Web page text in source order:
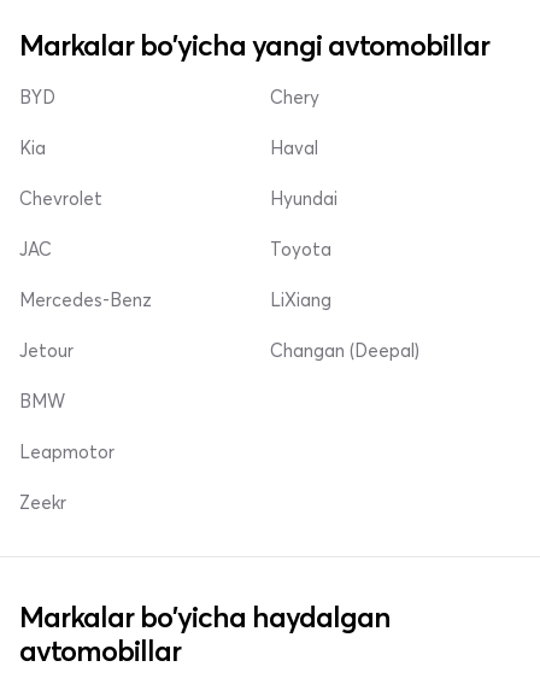
Markalar bo'yicha yangi avtomobillar
BYD
Kia
Chevrolet
Chery
Haval
Hyundai
JAC
Mercedes-Benz
Jetour
Toyota
LiXiang
Changan (Deepal)
BMW
Leapmotor
Zeekr
Markalar bo'yicha haydalgan
avtomobillar